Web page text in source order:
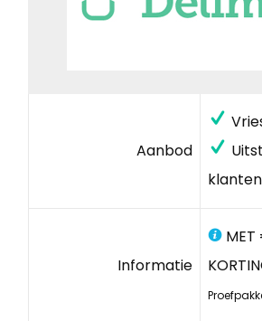
Aanbod
Informatie
MET